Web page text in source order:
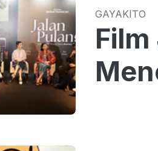
GAYAKITO